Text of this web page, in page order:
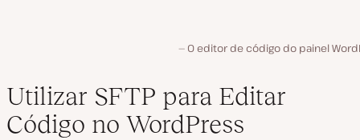
O editor de código do painel
Utilizar SFTP para Editar
Código no WordPress